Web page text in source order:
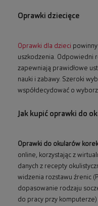
Oprawki dziecięce
Oprawki dla dzieci
uszkodzenia. Odpowiedni
zapewniają prawidłowe
nauki i zabawy. Szeroki
współdecydować o
Jak kupić oprawki do
Oprawki do okularów
online, korzystając z
danych z recepty
widzenia rozstawu źrenic
dopasowanie rodzaju
do pracy przy